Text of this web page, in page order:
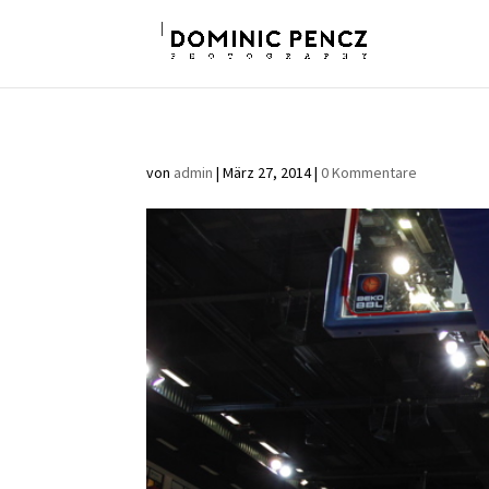
von admin |März 27, 2014|0 Kommentare